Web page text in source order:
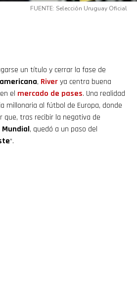
FUENTE: Selección Uruguay Oficial
un título y cerrar la fase de
, Riverya centra buena
el mercado de pases. Una realidad
millonaria al fútbol de Europa, donde
que, tras recibir la negativa de
Mundial, quedó a un paso del
“.